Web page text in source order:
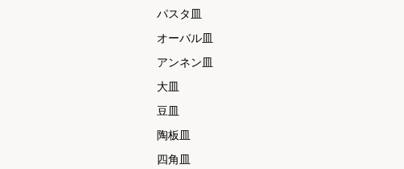
パスタ皿
オーバル皿
アンネン皿
大皿
豆皿
陶板皿
四角皿